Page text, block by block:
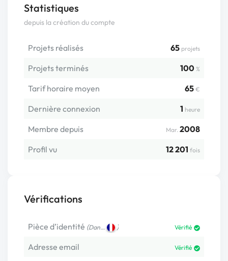
Statistiques
depuis la création du compte
Projets réalisés 65 projets
Projets terminés 100 %
Tarif horaire moyen 65 €
Dernière connexion 1 heure
Membre depuis Mar. 2008
Profil vu
12 201 fois
Vérifications
Pièce d’identité (Dan… ) Vérifié
Adresse email Vérifié